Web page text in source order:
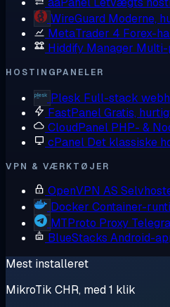
WireGuard Moderne,
MetaTrader 4 Forex-
Hiddify Manager
HOSTINGPANELER
Plesk Full-stack
FastPanelGratis,
CloudPanel PHP- &
cPanel Det klassiske
VPN & VÆRKTØJER
OpenVPN AS
Docker Container-
MTProto Proxy
BlueStacks Android-
Mest installeret
MikroTik CHR, med 1 klik